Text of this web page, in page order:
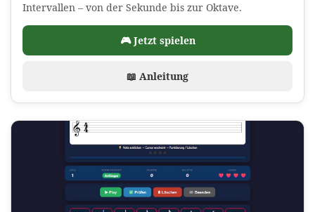
Intervallen – von der Sekunde bis zur Oktave.
🎮 Jetzt spielen
📖 Anleitung